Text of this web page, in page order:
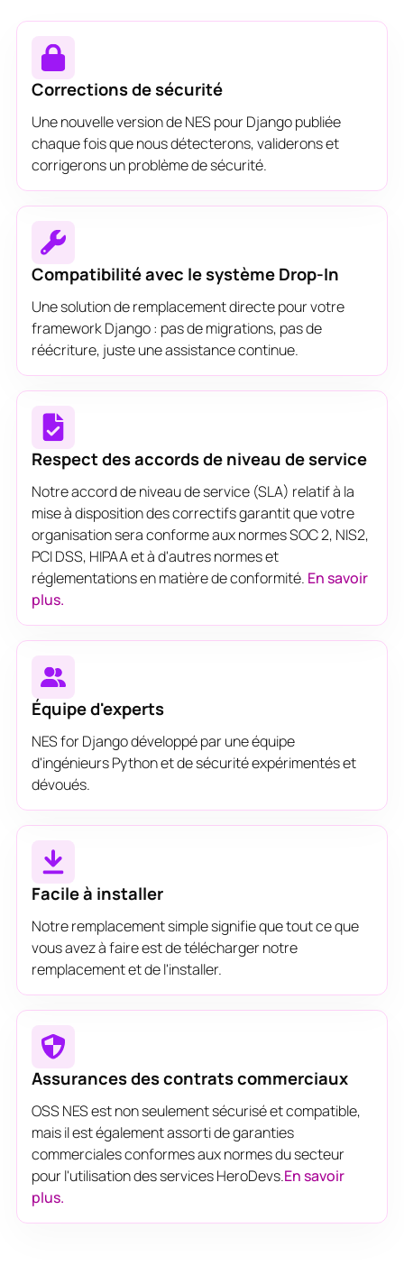
Corrections de sécurité
Une nouvelle version de NES pour Django publiée
chaque fois que nous détecterons, validerons et
corrigerons un problème de sécurité.
Compatibilité avec le système Drop-In
Une solution de remplacement directe pour votre
framework Django : pas de migrations, pas de
réécriture, juste une assistance continue.
Respect des accords de niveau de service
Notre accord de niveau de service (SLA) relatif à la
mise à disposition des correctifs garantit que votre
organisation sera conforme aux normes SOC 2, NIS2,
PCI DSS, HIPAA et à d'autres normes et
réglementations en matière de conformité. En savoir
plus.
Équipe d'experts
NES for Django développé par une équipe
d'ingénieurs Python et de sécurité expérimentés et
dévoués.
Facile à installer
Notre remplacement simple signifie que tout ce que
vous avez à faire est de télécharger notre
remplacement et de l'installer.
Assurances des contrats commerciaux
OSS NES est non seulement sécurisé et compatible,
mais il est également assorti de garanties
commerciales conformes aux normes du secteur
pour l'utilisation des services HeroDevs.En savoir
plus.